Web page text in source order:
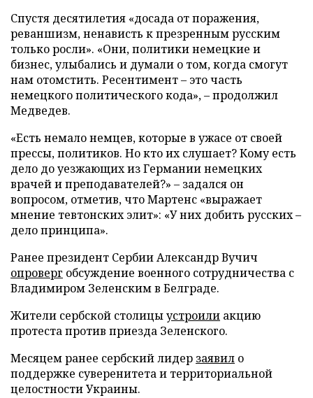
Спустя десятилетия «досада от поражения,
реваншизм, ненависть к презренным русским
только росли». «Они, политики немецкие и
бизнес, улыбались и думали о том, когда смогут
нам отомстить. Ресентимент – это часть
немецкого политического кода», – продолжил
Медведев.
«Есть немало немцев, которые в ужасе от своей
прессы, политиков. Но кто их слушает? Кому есть
дело до уезжающих из Германии немецких
врачей и преподавателей?» – задался он
вопросом, отметив, что Мартенс «выражает
мнение тевтонских элит»: «У них добить русских –
дело принципа».
Ранее президент Сербии Александр Вучич
опроверг обсуждение военного сотрудничества с
Владимиром Зеленским в Белграде.
Жители сербской столицыустроили акцию
протеста против приезда Зеленского.
Месяцем ранее сербский лидер заявил о
поддержке суверенитета и территориальной
целостности Украины.